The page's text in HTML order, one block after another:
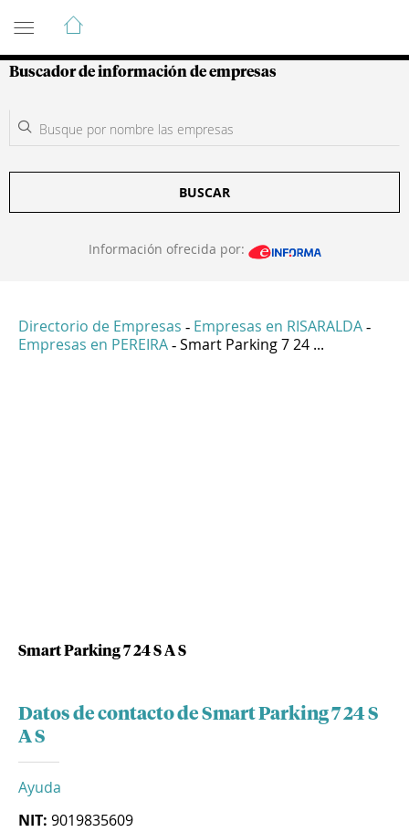
Guía de Empresas Colombianas
Buscador de información de empresas
BUSCAR
Información ofrecida por:
Directorio de Empresas - Empresas en RISARALDA -
Empresas en PEREIRA - Smart Parking 7 24 ...
Smart Parking 7 24 S A S
Datos de contacto de Smart Parking 7 24 S
A S
Ayuda
NIT: 9019835609